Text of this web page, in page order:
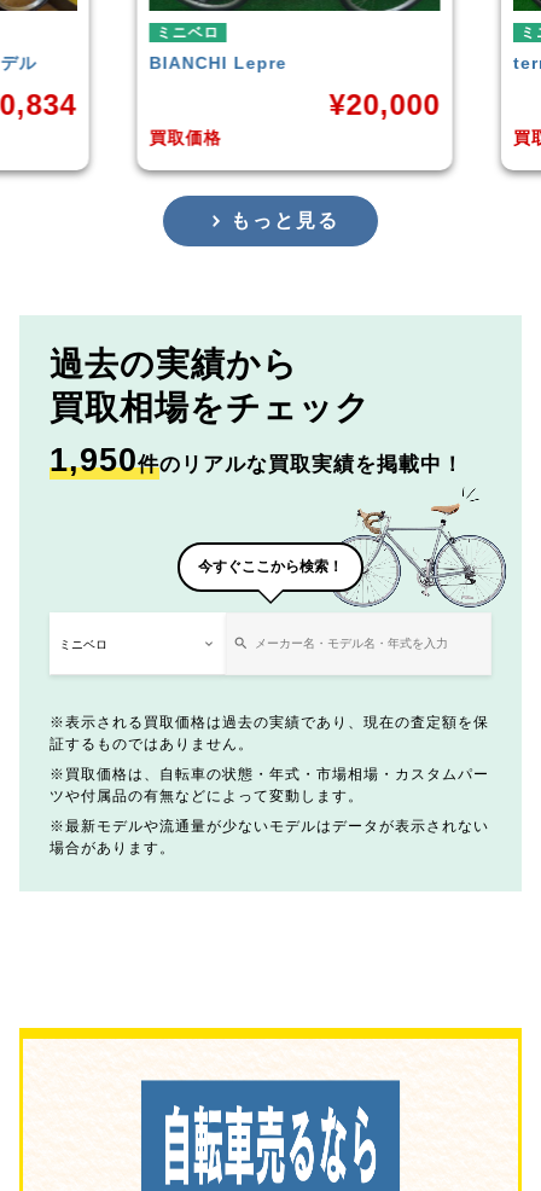
ミニベロ
ternSURGE 2021年モデル
買取価格
¥33,249
買
もっと見る
過去の実績から
買取相場をチェック
1,950件のリアルな買取実績を掲載中！
今すぐここから検索！
表示される買取価格は過去の実績であり、現在の査定額を保
証するものではありません。
買取価格は、自転車の状態・年式・市場相場・カスタムパー
ツや付属品の有無などによって変動します。
最新モデルや流通量が少ないモデルはデータが表示されない
場合があります。